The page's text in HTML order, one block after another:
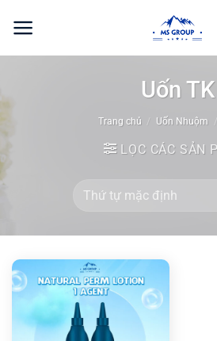
qua
Uốn TK
Trang chủ / Uốn Nhuộm /
LỌC CÁC SẢN